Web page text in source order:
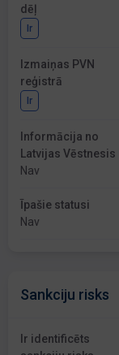
dēļ
Ir
Izmaiņas PVN
reģistrā
Ir
Informācija no
Latvijas Vēstnesis
Nav
Īpašie statusi
Nav
Sankciju risks
Ir identificēts